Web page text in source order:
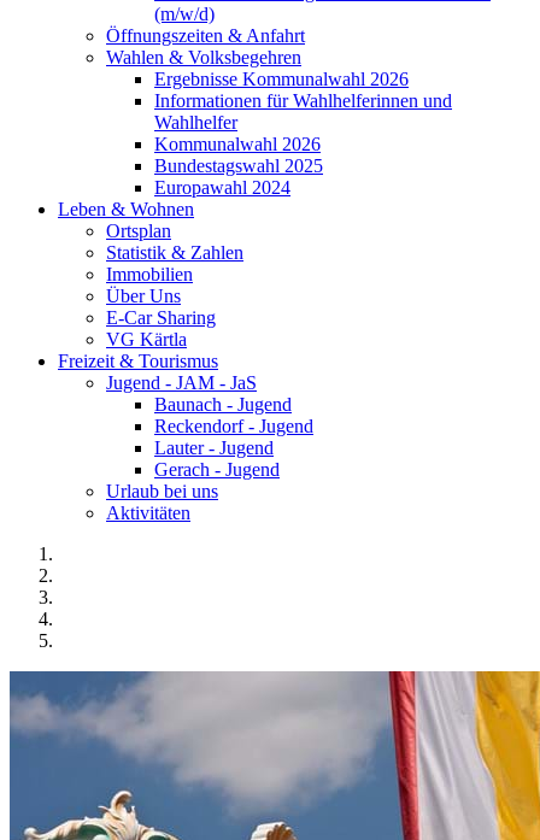
(m/w/d)
Öffnungszeiten & Anfahrt
Wahlen & Volksbegehren
Ergebnisse Kommunalwahl 2026
Informationen für Wahlhelferinnen und
Wahlhelfer
Kommunalwahl 2026
Bundestagswahl 2025
Europawahl 2024
Leben & Wohnen
Ortsplan
Statistik & Zahlen
Immobilien
Über Uns
E-Car Sharing
VG Kärtla
Freizeit & Tourismus
Jugend - JAM - JaS
Baunach - Jugend
Reckendorf - Jugend
Lauter - Jugend
Gerach - Jugend
Urlaub bei uns
Aktivitäten